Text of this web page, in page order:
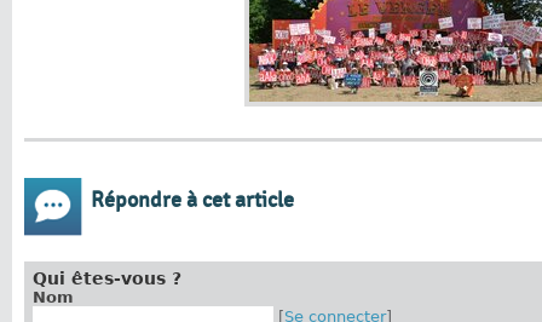
Répondre à cet article
Qui êtes-vous ?
Nom
[Se connecter]